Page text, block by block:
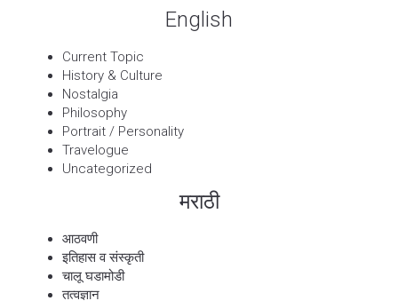
English
Current Topic
History & Culture
Nostalgia
Philosophy
Portrait / Personality
Travelogue
Uncategorized
मराठी
आठवणी
इतिहास व संस्कृती
चालू घडामोडी
तत्वज्ञान